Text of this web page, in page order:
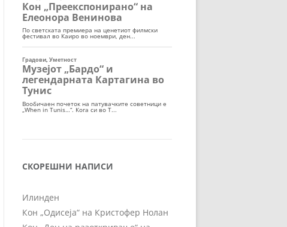
СКОРЕШНИ НАПИСИ
Илинден
Кон „Одисеја“ на Кристофер Нолан